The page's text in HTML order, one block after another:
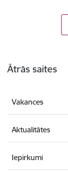
Ātrās saites
Vakances
Aktualitātes
Iepirkumi